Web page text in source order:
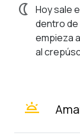
nightlight Hoy sale
dentro de
empieza
al
wb_twilight